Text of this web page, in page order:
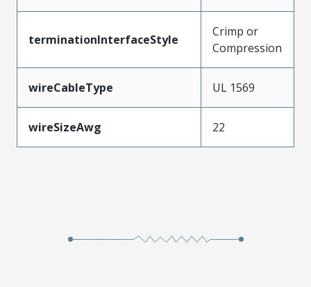
terminationInterfaceStyle
Crimp or
Compression
wireCableType UL 1569
wireSizeAwg 22